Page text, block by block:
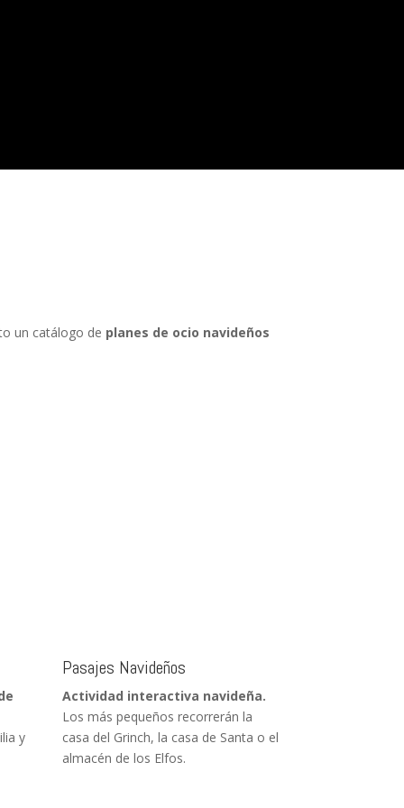
un catálogo de planes de ocio navideños
y
Pasajes Navideños
Actividad interactiva navideña.
Los más pequeños recorrerán la
casa del Grinch, la casa de Santa o el
almacén de los Elfos.